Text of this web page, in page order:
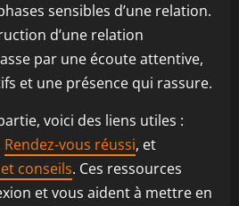
sensibles d’une relation.
d’une relation
par une écoute attentive,
et une présence qui rassure.
voici des liens utiles :
Rendez-vous réussi, et
conseils. Ces ressources
et vous aident à mettre en